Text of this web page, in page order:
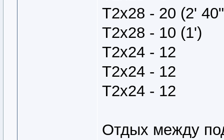
Т2х28 - 20 (2'
Т2х28 - 10 (1')
Т2х24 - 12
Т2х24 - 12
Т2х24 - 12
Отдых между